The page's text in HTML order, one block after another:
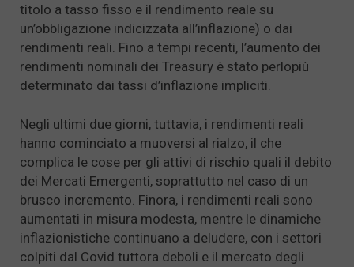
titolo a tasso fisso e il rendimento reale su
un’obbligazione indicizzata all’inflazione) o dai
rendimenti reali. Fino a tempi recenti, l’aumento dei
rendimenti nominali dei Treasury è stato perlopiù
determinato dai tassi d’inflazione impliciti.
Negli ultimi due giorni, tuttavia, i rendimenti reali
hanno cominciato a muoversi al rialzo, il che
complica le cose per gli attivi di rischio quali il debito
dei Mercati Emergenti, soprattutto nel caso di un
brusco incremento. Finora, i rendimenti reali sono
aumentati in misura modesta, mentre le dinamiche
inflazionistiche continuano a deludere, con i settori
colpiti dal Covid tuttora deboli e il mercato degli